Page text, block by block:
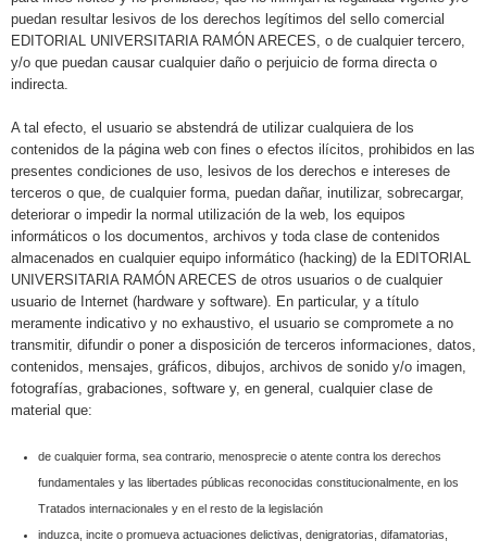
puedan resultar lesivos de los derechos legítimos del sello comercial
EDITORIAL UNIVERSITARIA RAMÓN ARECES, o de cualquier tercero,
y/o que puedan causar cualquier daño o perjuicio de forma directa o
indirecta.
A tal efecto, el usuario se abstendrá de utilizar cualquiera de los
contenidos de la página web con fines o efectos ilícitos, prohibidos en las
presentes condiciones de uso, lesivos de los derechos e intereses de
terceros o que, de cualquier forma, puedan dañar, inutilizar, sobrecargar,
deteriorar o impedir la normal utilización de la web, los equipos
informáticos o los documentos, archivos y toda clase de contenidos
almacenados en cualquier equipo informático (hacking) de la EDITORIAL
UNIVERSITARIA RAMÓN ARECES de otros usuarios o de cualquier
usuario de Internet (hardware y software). En particular, y a título
meramente indicativo y no exhaustivo, el usuario se compromete a no
transmitir, difundir o poner a disposición de terceros informaciones, datos,
contenidos, mensajes, gráficos, dibujos, archivos de sonido y/o imagen,
fotografías, grabaciones, software y, en general, cualquier clase de
material que:
de cualquier forma, sea contrario, menosprecie o atente contra los derechos
fundamentales y las libertades públicas reconocidas constitucionalmente, en los
Tratados internacionales y en el resto de la legislación
induzca, incite o promueva actuaciones delictivas, denigratorias, difamatorias,